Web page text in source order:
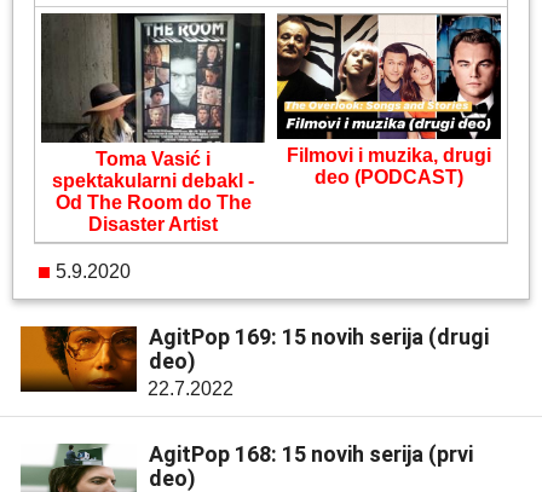
Toma Vasić i
spektakularni debakl -
Od The Room do The
Disaster Artist
Filmovi i muzika, drugi
deo (PODCAST)
5.9.2020
AgitPop 169: 15 novih serija (drugi
deo)
22.7.2022
AgitPop 168: 15 novih serija (prvi
deo)